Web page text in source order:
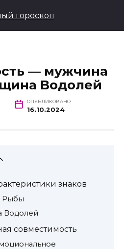
— мужчина
Водолей
ОПУБЛИКОВАНО
16.10.2024
знаков
Рыбы
Водолей
совместимость